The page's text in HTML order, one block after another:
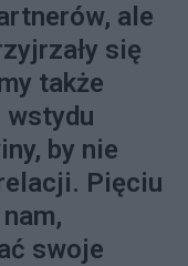
ale
się
także
wstydu
by nie
Pięciu
swoje